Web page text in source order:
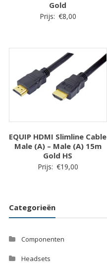
Gold
Prijs: €8,00
EQUIP HDMI Slimline Cable
Male (A) – Male (A) 15m
Gold HS
Prijs: €19,00
Categorieën
Componenten
Headsets